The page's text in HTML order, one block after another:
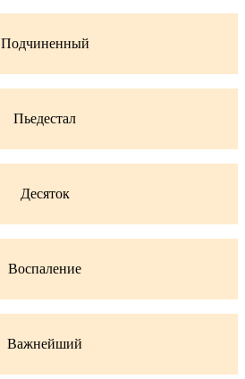
Подчиненный
Пьедестал
Десяток
Воспаление
Важнейший